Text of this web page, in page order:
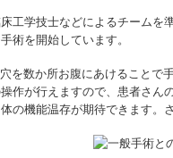
工学技士などによるチームを
術を開始しています。
を数か所お腹にあけることで
作が行えますので、患者さん
の機能温存が期待できます。